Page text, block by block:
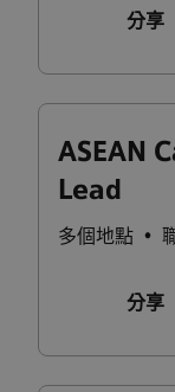
分享
ASEAN
Lead
多個地點 •
分享